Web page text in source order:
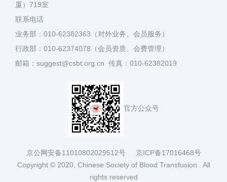
厦）719室
联系电话
业务部：010-62382363（对外业务、会员服务）
行政部：010-62374078（会员资质、会费管理）
邮箱：suggest@csbt.org.cn 传真：010-62382019
官方公众号
京公网安备11010802029512号 京ICP备17016468号
Copyright © 2020, Chinese Society of Blood Transfusion . All
rights reserved